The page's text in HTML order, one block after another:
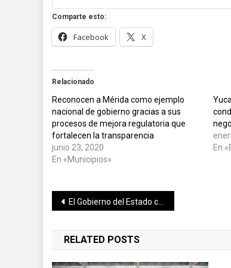
Comparte esto:
Facebook X
Relacionado
Reconocen a Mérida como ejemplo
nacional de gobierno gracias a sus
procesos de mejora regulatoria que
fortalecen la transparencia
junio 23, 2020
En «Municipios»
En
Navegación
de
entradas
El Gobierno del Estado continúa entregando equipo médico para reforzar la atención para pacientes con Coronavirus en hospitales del gobierno federal
RELATED POSTS